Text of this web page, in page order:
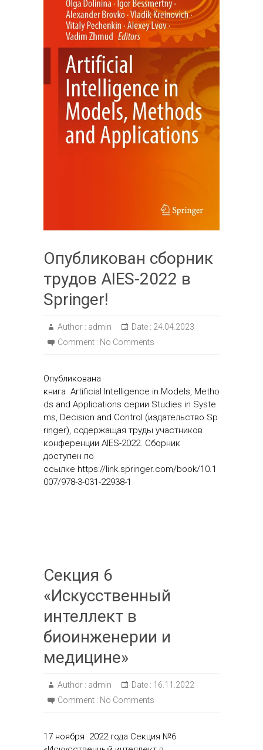
Опубликован сборник
трудов AIES-2022 в
Springer!
Author : admin Date : 24.04.2023
Comment : No Comments
Опубликована
книга Artificial Intelligence in Models, Metho
ds and Applications серии Studies in Syste
ms, Decision and Control (издательство Sp
ringer), содержащая труды участников
конференции AIES-2022. Сборник
доступен по
ссылке https://link.springer.com/book/10.1
007/978-3-031-22938-1
Секция 6
«Искусственный
интеллект в
биоинженерии и
медицине»
Author : admin Date : 16.11.2022
Comment : No Comments
17 ноября 2022 года Секция №6